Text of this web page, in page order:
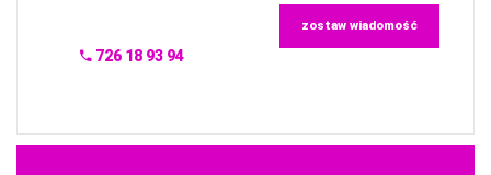
726 18 93 94
zostaw wiadomość